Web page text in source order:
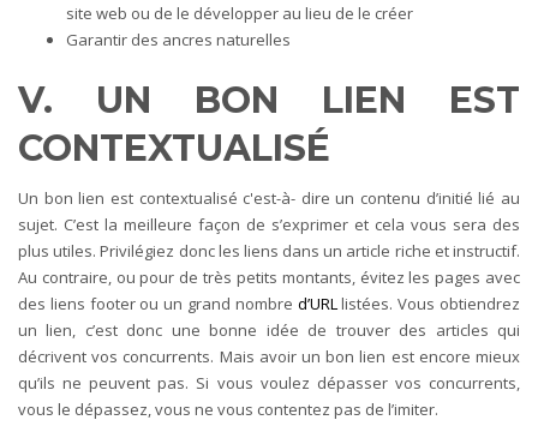
site web ou de le développer au lieu de le créer
Garantir des ancres naturelles
V. UN BON LIEN EST
CONTEXTUALISÉ
Un bon lien est contextualisé c'est-à- dire un contenu d’initié lié au
sujet. C’est la meilleure façon de s’exprimer et cela vous sera des
plus utiles. Privilégiez donc les liens dans un article riche et instructif.
Au contraire, ou pour de très petits montants, évitez les pages avec
des liens footer ou un grand nombre d’URLlistées. Vous obtiendrez
un lien, c’est donc une bonne idée de trouver des articles qui
décrivent vos concurrents. Mais avoir un bon lien est encore mieux
qu’ils ne peuvent pas. Si vous voulez dépasser vos concurrents,
vous le dépassez, vous ne vous contentez pas de l’imiter.